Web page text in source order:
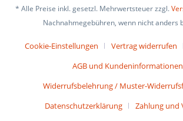
* Alle Preise inkl. gesetzl. Mehrwertsteuer zzgl.
Nachnahmegebühren, wenn nicht anders
Cookie-Einstellungen Vertrag widerrufen
AGB und Kundeninformationen
Widerrufsbelehrung / Muster-
Datenschutzerklärung
Zahlung und